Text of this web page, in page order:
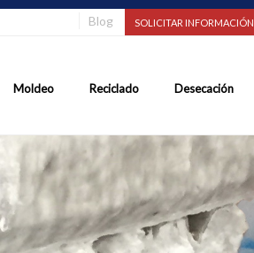
Blog SOLICITAR INFORMACIÓN
Moldeo Reciclado Desecación